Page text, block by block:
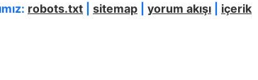
robots.txt sitemap yorum akışı
içerik